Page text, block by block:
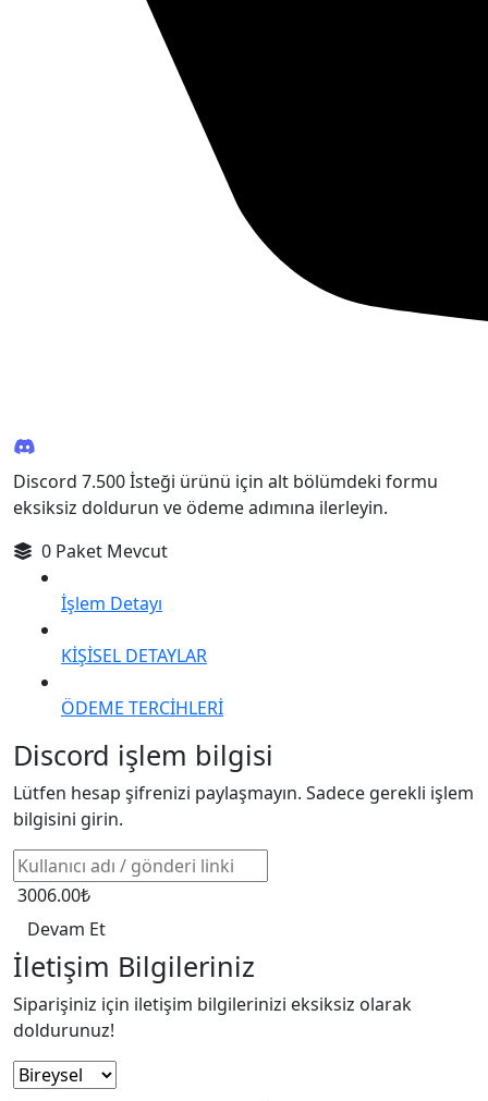
Discord 7.500 İsteği ürünü için alt bölümdeki formu
eksiksiz doldurun ve ödeme adımına ilerleyin.
0 Paket Mevcut
İşlem Detayı
KİŞİSEL DETAYLAR
ÖDEME TERCİHLERİ
Discord işlem bilgisi
Lütfen hesap şifrenizi paylaşmayın. Sadece gerekli işlem
bilgisini girin.
3006.00₺
Devam Et
İletişim Bilgileriniz
Siparişiniz için iletişim bilgilerinizi eksiksiz olarak
doldurunuz!